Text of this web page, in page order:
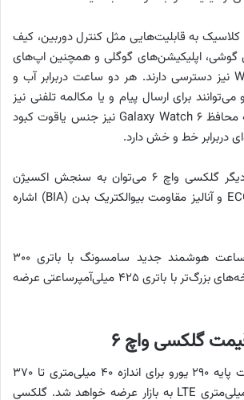
گلکسی واچ ۶ و واچ ۶ کلاسیک به قابلیت‌هایی مثل کنترل دوربین، کیف
گوشی، اپلیکیشن‌های گوگلی و همچنین اپ‌های
شخص ثالث Wear OS نیز دسترسی دارند. هر دو ساعت دربرابر آب و
می‌توانند برای ارسال پیام و یا مکالمه تلفنی نیز
استفاده شوند. شیشه محافظ Galaxy Watch ۶ نیز جنس یاقوت کبود
دربرابر خط و خش دارد.
از جمله قابلیت‌های دیگر گلکسی واچ ۶ می‌توان به سنجش اکسیژن
خون، دمای پوست، ECG و آنالیز مقاومت بیوالکتریک بدن (BIA) اشاره
نسخه‌های کوچک‌تر ساعت هوشمند جدید سامسونگ با باتری ۳۰۰
میلی‌آمپرساعتی و نسخه‌های بزرگ‌تر با باتری ۴۲۵ میلی‌آمپرساعتی عرضه
گلکسی واچ ۶
گلکسی واچ ۶ با قیمت پایه ۲۹۰ یورو برای اندازه ۴۰ میلی‌متری تا ۳۷۰
یورو برای نسخه ۴۴ میلی‌متری LTE به بازار عرضه خواهد شد. گلکسی